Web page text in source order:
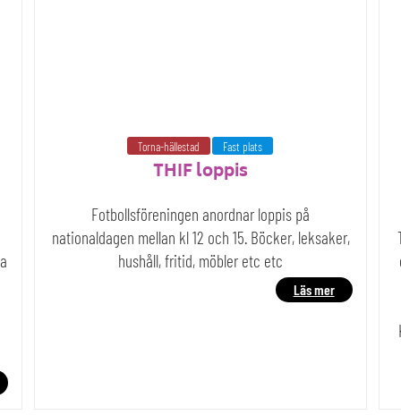
Torna-hällestad Fast plats
THIF loppis
Fotbollsföreningen anordnar loppis på
nationaldagen mellan kl 12 och 15. Böcker, leksaker,
hushåll, fritid, möbler etc etc
Läs mer